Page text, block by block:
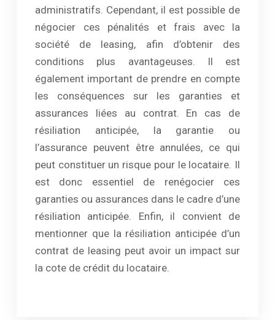
administratifs. Cependant, il est possible de
négocier ces pénalités et frais avec la
société de leasing, afin d’obtenir des
conditions plus avantageuses. Il est
également important de prendre en compte
les conséquences sur les garanties et
assurances liées au contrat. En cas de
résiliation anticipée, la garantie ou
l’assurance peuvent être annulées, ce qui
peut constituer un risque pour le locataire. Il
est donc essentiel de renégocier ces
garanties ou assurances dans le cadre d’une
résiliation anticipée. Enfin, il convient de
mentionner que la résiliation anticipée d’un
contrat de leasing peut avoir un impact sur
la cote de crédit du locataire.